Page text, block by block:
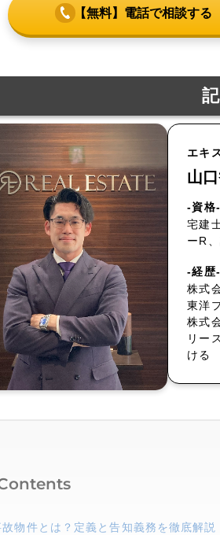
【無料】電話で相談する
エキ
山
-資格-
宅建
ーR
-経歴-
株式
東洋
株式
リー
ける
故物件とは？定義と告知義務を徹底解説